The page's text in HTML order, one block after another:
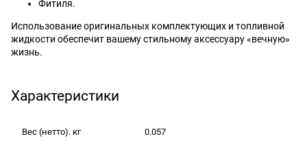
Фитиля.
Использование оригинальных комплектующих и топливной
жидкости обеспечит вашему стильному аксессуару «вечную»
жизнь.
Характеристики
Вес (нетто). кг 0.057